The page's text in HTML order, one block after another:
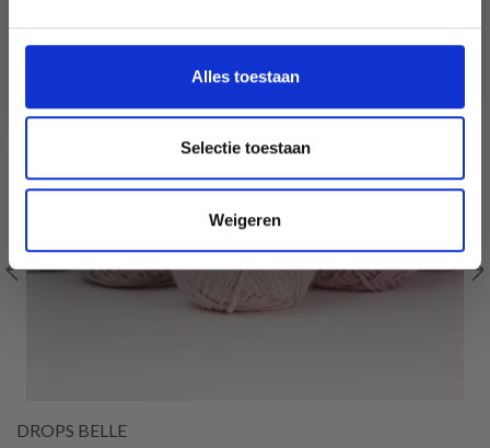
Alles toestaan
Selectie toestaan
Weigeren
DROPS BELLE
Nederlands?